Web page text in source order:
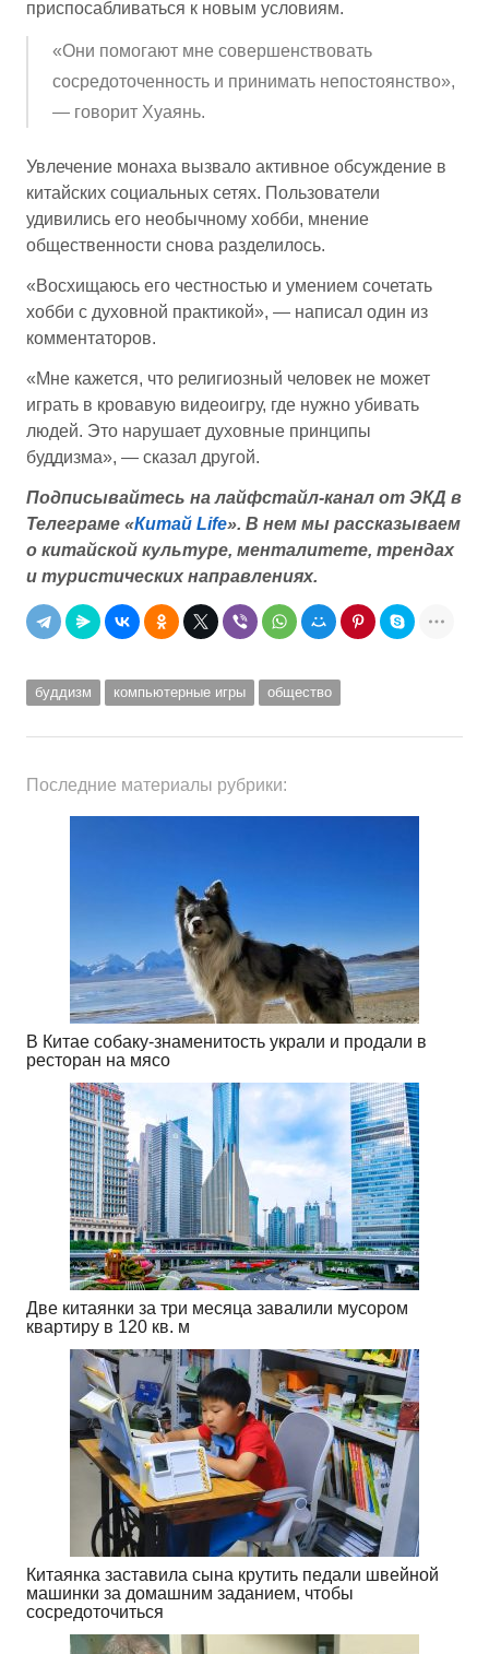
приспосабливаться к новым условиям.
«Они помогают мне совершенствовать
сосредоточенность и принимать непостоянство»,
— говорит Хуаянь.
Увлечение монаха вызвало активное обсуждение в
китайских социальных сетях. Пользователи
удивились его необычному хобби, мнение
общественности снова разделилось.
«Восхищаюсь его честностью и умением сочетать
хобби с духовной практикой», — написал один из
комментаторов.
«Мне кажется, что религиозный человек не может
играть в кровавую видеоигру, где нужно убивать
людей. Это нарушает духовные принципы
буддизма», — сказал другой.
Подписывайтесь на лайфстайл-канал от ЭКД в
Телеграме «Китай Life». В нем мы рассказываем
о китайской культуре, менталитете, трендах
и туристических направлениях.
буддизм компьютерные игры общество
Последние материалы рубрики:
В Китае собаку-знаменитость украли и продали в
ресторан на мясо
Две китаянки за три месяца завалили мусором
квартиру в 120 кв. м
Китаянка заставила сына крутить педали швейной
машинки за домашним заданием, чтобы
сосредоточиться